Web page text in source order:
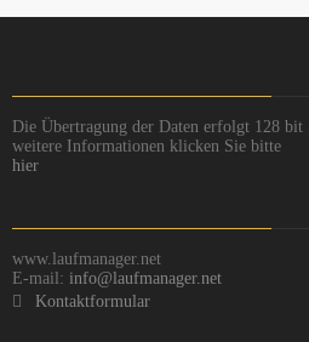
Die Übertragung der Daten erfolgt 128 bit
weitere Informationen klicken Sie bitte
hier
www.laufmanager.net
E-mail: info@laufmanager.net
Kontaktformular